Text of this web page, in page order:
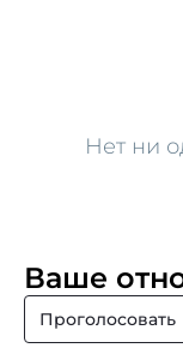
Нет ни
Ваше
Проголосовать